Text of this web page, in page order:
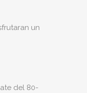
un
del 80-